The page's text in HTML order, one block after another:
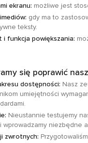
ekranu: możliwe jest
gdy ma to
teksty.
funkcja powiększania:
się poprawić
dostępności: Nasz
umiejętności
Nieustannie testujemy
wprowadzamy
zwrotnych: